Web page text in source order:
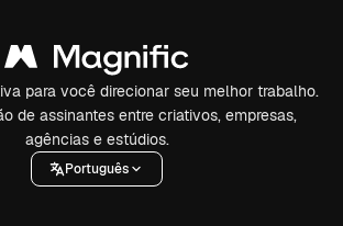
para você direcionar seu melhor trabalho.
de assinantes entre criativos, empresas,
agências e estúdios.
Português